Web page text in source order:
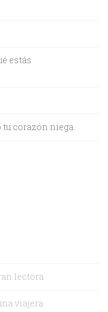
estás
tu corazón niega.
lectora
viajera